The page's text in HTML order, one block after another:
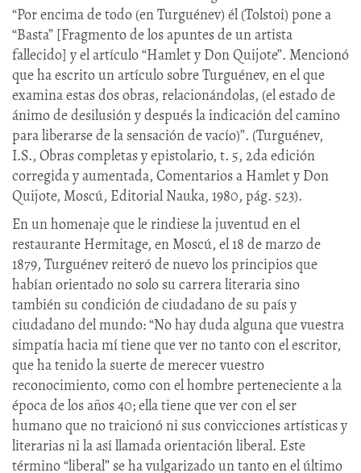
“Por encima de todo (en Turguénev) él (Tolstoi) pone a
“Basta” [Fragmento de los apuntes de un artista
fallecido] y el artículo “Hamlet y Don Quijote”. Mencionó
que ha escrito un artículo sobre Turguénev, en el que
examina estas dos obras, relacionándolas, (el estado de
ánimo de desilusión y después la indicación del camino
para liberarse de la sensación de vacío)”. (Turguénev,
I.S., Obras completas y epistolario, t. 5, 2da edición
corregida y aumentada, Comentarios a Hamlet y Don
Quijote, Moscú, Editorial Nauka, 1980, pág. 523).
En un homenaje que le rindiese la juventud en el
restaurante Hermitage, en Moscú, el 18 de marzo de
1879, Turguénev reiteró de nuevo los principios que
habían orientado no solo su carrera literaria sino
también su condición de ciudadano de su país y
ciudadano del mundo: “No hay duda alguna que vuestra
simpatía hacia mí tiene que ver no tanto con el escritor,
que ha tenido la suerte de merecer vuestro
reconocimiento, como con el hombre perteneciente a la
época de los años 40; ella tiene que ver con el ser
humano que no traicionó ni sus convicciones artísticas y
literarias ni la así llamada orientación liberal. Este
término “liberal” se ha vulgarizado un tanto en el último